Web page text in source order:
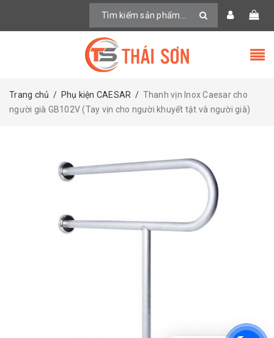
Trang chủ / Phụ kiện CAESAR / Thanh vịn Inox Caesar cho
người già GB102V (Tay vịn cho người khuyết tật và người già)